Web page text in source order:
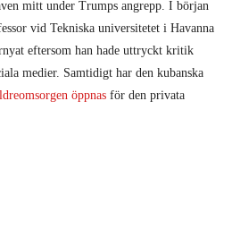
mitt under Trumps angrepp. I början
vid Tekniska universitetet i Havanna
eftersom han hade uttryckt kritik
medier. Samtidigt har den kubanska
öppnas för den privata